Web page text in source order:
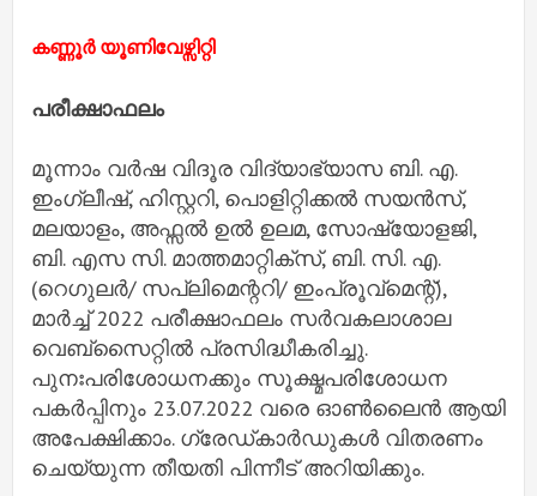
കണ്ണൂർ യൂണിവേഴ്സിറ്റി
പരീക്ഷാഫലം
മൂന്നാം വർഷ വിദൂര വിദ്യാഭ്യാസ ബി. എ.
ഇംഗ്ലീഷ്, ഹിസ്റ്ററി, പൊളിറ്റിക്കൽ സയൻസ്,
മലയാളം, അഫ്സൽ ഉൽ ഉലമ, സോഷ്യോളജി,
ബി. എസ സി. മാത്തമാറ്റിക്സ്, ബി. സി. എ.
(റെഗുലർ/ സപ്ലിമെന്ററി/ ഇംപ്രൂവ്മെന്റ്),
മാർച്ച് 2022 പരീക്ഷാഫലം സർവകലാശാല
വെബ്സൈറ്റിൽ പ്രസിദ്ധീകരിച്ചു.
പുനഃപരിശോധനക്കും സൂക്ഷ്മപരിശോധന
പകർപ്പിനും 23.07.2022 വരെ ഓൺലൈൻ ആയി
അപേക്ഷിക്കാം. ഗ്രേഡ്കാർഡുകൾ വിതരണം
ചെയ്യുന്ന തീയതി പിന്നീട് അറിയിക്കും.